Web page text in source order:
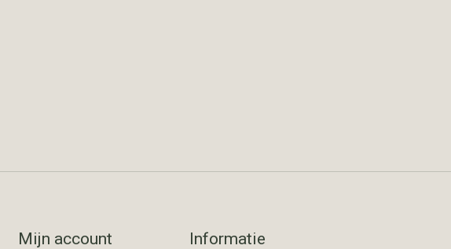
Mijn account Informatie